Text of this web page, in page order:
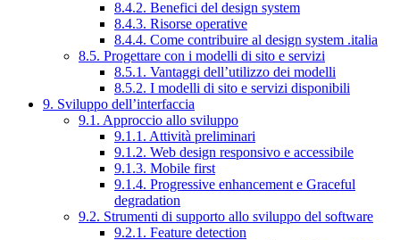
8.4.2. Benefici del design system
8.4.3. Risorse operative
8.4.4. Come contribuire al design system .italia
8.5. Progettare con i modelli di sito e servizi
8.5.1. Vantaggi dell’utilizzo dei modelli
8.5.2. I modelli di sito e servizi disponibili
9. Sviluppo dell’interfaccia
9.1. Approccio allo sviluppo
9.1.1. Attività preliminari
9.1.2. Web design responsivo e accessibile
9.1.3. Mobile first
9.1.4. Progressive enhancement e Graceful
degradation
9.2. Strumenti di supporto allo sviluppo del software
9.2.1. Feature detection